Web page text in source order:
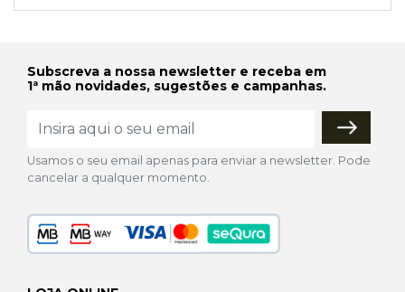
Subscreva a nossa newsletter e receba em
1ª mão novidades, sugestões e campanhas.
Usamos o seu email apenas para enviar a newsletter. Pode
cancelar a qualquer momento.